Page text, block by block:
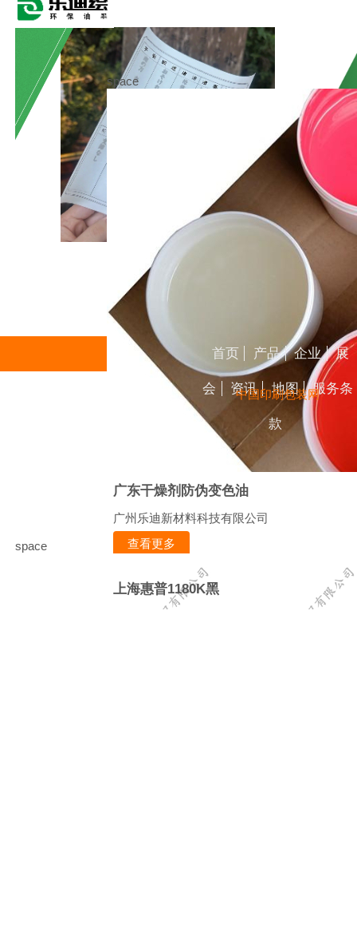
space
广东干燥剂防伪变色油
广州乐迪新材料科技有限公司
查看更多
space
上海惠普1180K黑
首页 产品 企业 展
会 资讯 地图 服务条
款
中国印刷包装网